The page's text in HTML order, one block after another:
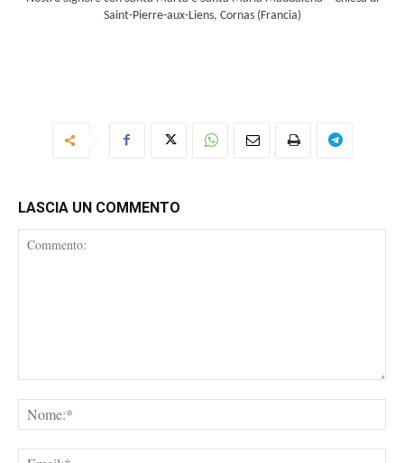
Saint-Pierre-aux-Liens, Cornas (Francia)
LASCIA UN COMMENTO